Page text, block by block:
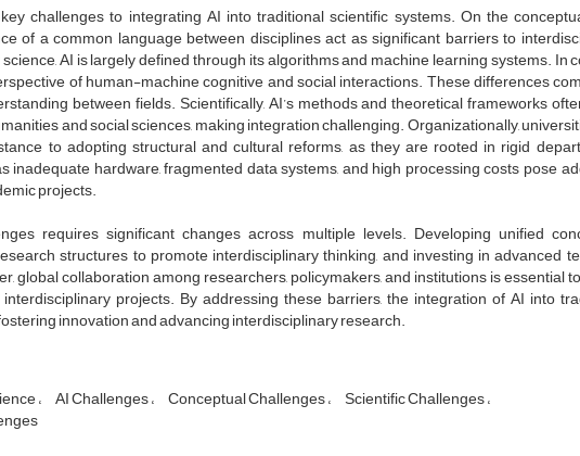
challenges to integrating AI into traditional scientific systems. On the
of a common language between disciplines act as significant barriers to
AI is largely defined through its algorithms and machine learning systems. In
of human-machine cognitive and social interactions. These differences
between fields. Scientifically, AI’s methods and theoretical frameworks
and social sciences, making integration challenging. Organizationally,
to adopting structural and cultural reforms, as they are rooted in rigid
inadequate hardware, fragmented data systems, and high processing costs pose
projects.
requires significant changes across multiple levels. Developing unified
structures to promote interdisciplinary thinking, and investing in advanced
global collaboration among researchers, policymakers, and institutions is essential
projects. By addressing these barriers, the integration of AI into
innovation and advancing interdisciplinary research.
AI Challenges Conceptual Challenges Scientific Challenges